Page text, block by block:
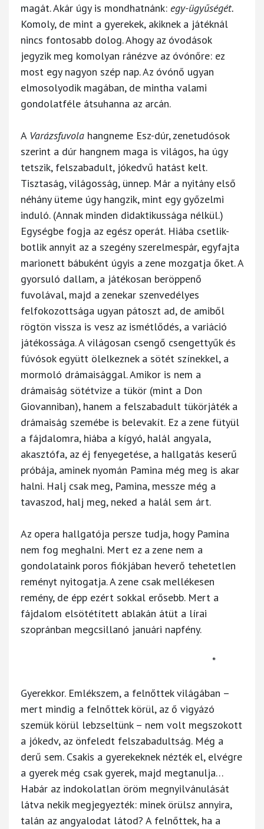
magát. Akár úgy is mondhatnánk: egy-ügyűségét.
Komoly, de mint a gyerekek, akiknek a játéknál
nincs fontosabb dolog. Ahogy az óvodások
jegyzik meg komolyan ránézve az óvónőre: ez
most egy nagyon szép nap. Az óvónő ugyan
elmosolyodik magában, de mintha valami
gondolatféle átsuhanna az arcán.
A Varázsfuvola hangneme Esz-dúr, zenetudósok
szerint a dúr hangnem maga is világos, ha úgy
tetszik, felszabadult, jókedvű hatást kelt.
Tisztaság, világosság, ünnep. Már a nyitány első
néhány üteme úgy hangzik, mint egy győzelmi
induló. (Annak minden didaktikussága nélkül.)
Egységbe fogja az egész operát. Hiába csetlik-
botlik annyit az a szegény szerelmespár, egyfajta
marionett bábuként úgyis a zene mozgatja őket. A
gyorsuló dallam, a játékosan beröppenő
fuvolával, majd a zenekar szenvedélyes
felfokozottsága ugyan pátoszt ad, de amiből
rögtön vissza is vesz az ismétlődés, a variáció
játékossága. A világosan csengő csengettyűk és
fúvósok együtt ölelkeznek a sötét színekkel, a
mormoló drámaisággal. Amikor is nem a
drámaiság sötétvize a tükör (mint a Don
Giovanniban), hanem a felszabadult tükörjáték a
drámaiság szemébe is belevakít. Ez a zene fütyül
a fájdalomra, hiába a kígyó, halál angyala,
akasztófa, az éj fenyegetése, a hallgatás keserű
próbája, aminek nyomán Pamina még meg is akar
halni. Halj csak meg, Pamina, messze még a
tavaszod, halj meg, neked a halál sem árt.
Az opera hallgatója persze tudja, hogy Pamina
nem fog meghalni. Mert ez a zene nem a
gondolataink poros fiókjában heverő tehetetlen
reményt nyitogatja. A zene csak mellékesen
remény, de épp ezért sokkal erősebb. Mert a
fájdalom elsötétített ablakán átüt a lírai
szopránban megcsillanó januári napfény.
*
Gyerekkor. Emlékszem, a felnőttek világában –
mert mindig a felnőttek körül, az ő vigyázó
szemük körül lebzseltünk – nem volt megszokott
a jókedv, az önfeledt felszabadultság. Még a
derű sem. Csakis a gyerekeknek nézték el, elvégre
a gyerek még csak gyerek, majd megtanulja…
Habár az indokolatlan öröm megnyilvánulását
látva nekik megjegyezték: minek örülsz annyira,
talán az angyalodat látod? A felnőttek, ha a